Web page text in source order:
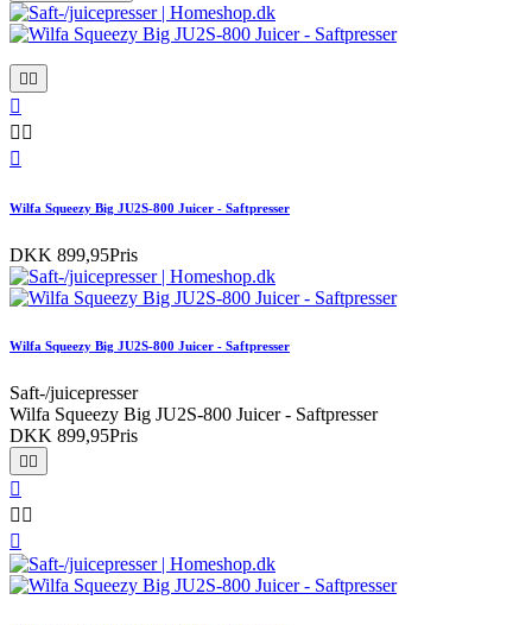
 

 

Wilfa Squeezy Big JU2S-800 Juicer - Saftpresser
DKK 899,95Pris
Wilfa Squeezy Big JU2S-800 Juicer - Saftpresser
Saft-/juicepresser
Wilfa Squeezy Big JU2S-800 Juicer - Saftpresser
DKK 899,95Pris
 

 
